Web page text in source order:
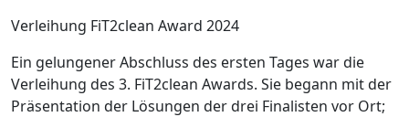
Verleihung FiT2clean Award 2024
Ein gelungener Abschluss des ersten Tages war die
Verleihung des 3. FiT2clean Awards. Sie begann mit der
Präsentation der Lösungen der drei Finalisten vor Ort;